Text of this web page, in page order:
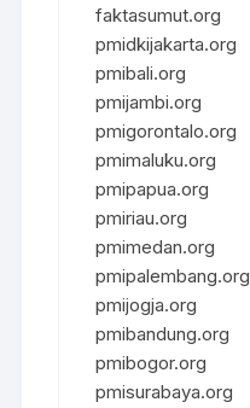
faktasumut.org
pmidkijakarta.org
pmibali.org
pmijambi.org
pmigorontalo.org
pmimaluku.org
pmipapua.org
pmiriau.org
pmimedan.org
pmipalembang.org
pmijogja.org
pmibandung.org
pmibogor.org
pmisurabaya.org